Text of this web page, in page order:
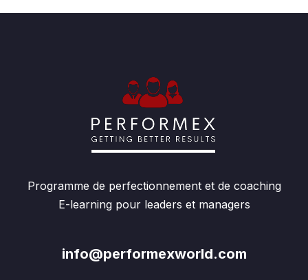
Programme de perfectionnement et de coaching
E-learning pour leaders et managers
info@performexworld.com